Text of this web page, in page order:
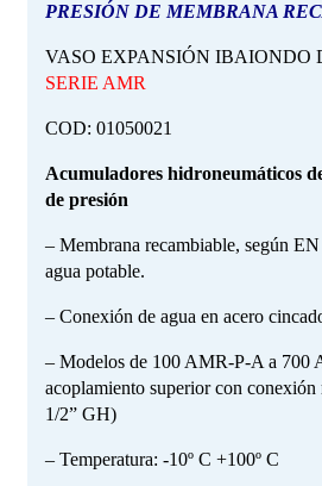
PRESIÓN DE MEMBRANA
VASO EXPANSIÓN IBAIONDO
SERIE AMR
COD: 01050021
Acumuladores hidroneumáticos
de presión
– Membrana recambiable, según
agua potable.
– Conexión de agua en acero
– Modelos de 100 AMR-P-A a 700
acoplamiento superior con
1/2” GH)
– Temperatura: -10º C +100º C